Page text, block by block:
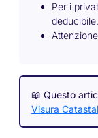
Per i
deducibile.
📖 Questo
Visura